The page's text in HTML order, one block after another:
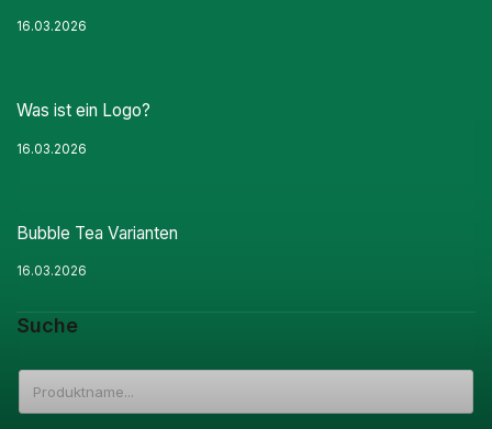
16.03.2026
Was ist ein Logo?
16.03.2026
Bubble Tea Varianten
16.03.2026
Suche